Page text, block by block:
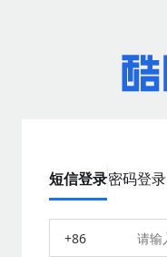
短信登录密码登录
+86